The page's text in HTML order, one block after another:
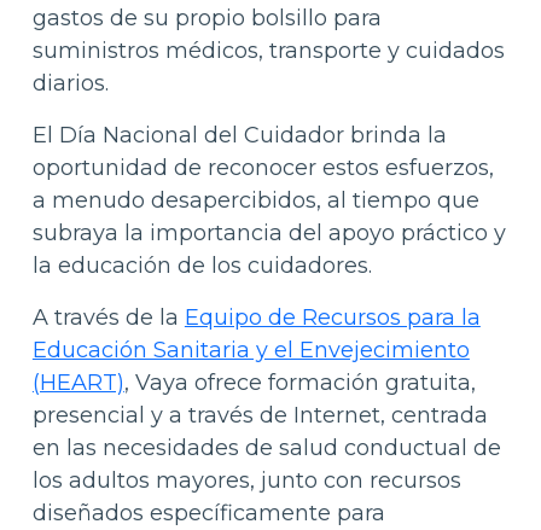
gastos de su propio bolsillo para
suministros médicos, transporte y cuidados
diarios.
El Día Nacional del Cuidador brinda la
oportunidad de reconocer estos esfuerzos,
a menudo desapercibidos, al tiempo que
subraya la importancia del apoyo práctico y
la educación de los cuidadores.
A través de la Equipo de Recursos para la
Educación Sanitaria y el Envejecimiento
(HEART), Vaya ofrece formación gratuita,
presencial y a través de Internet, centrada
en las necesidades de salud conductual de
los adultos mayores, junto con recursos
diseñados específicamente para